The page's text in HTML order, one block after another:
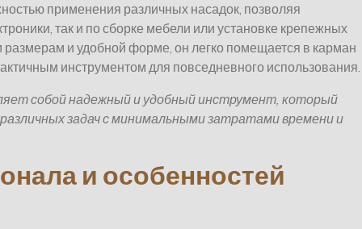
применения различных насадок, позволяя
так и по сборке мебели или установке крепежных
и удобной форме, он легко помещается в карман
инструментом для повседневного использования.
собой надежный и удобный инструмент, который
задач с минимальными затратами времени и
и особенностей